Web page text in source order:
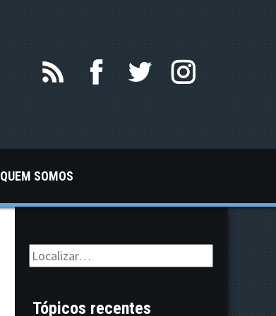
QUEM SOMOS
Tópicos recentes